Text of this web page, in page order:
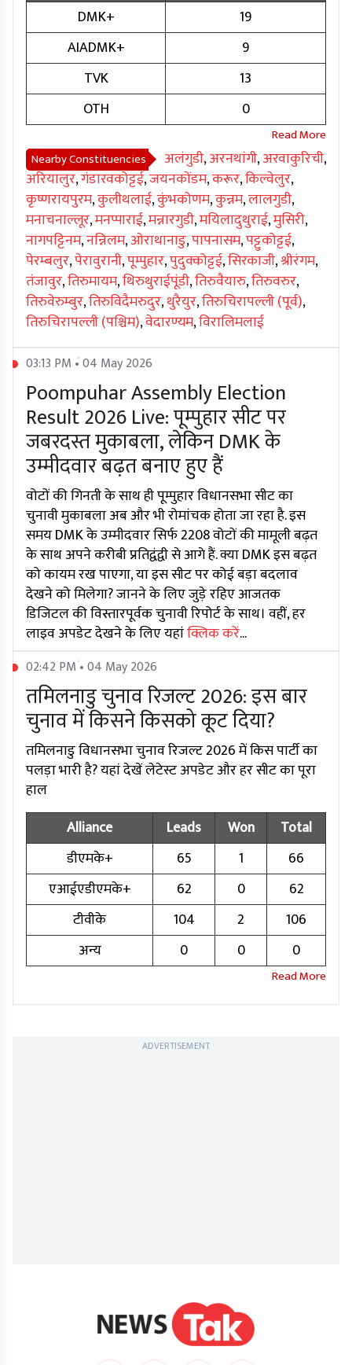
DMK+
19
AIADMK+
9
TVK
13
OTH
0
Nearby Constituencies अलंगुडी,अरनथांगी,अरवाकुरिची,
अरियालुर,गंडारवकोट्टई,जयनकोंडम,करूर,किल्वेलुर,
कृष्णरायपुरम,कुलीथलाई,कुंभकोणम,कुन्नम,लालगुडी,
मनाचनाल्लूर,मनप्पाराई,मन्नारगुडी,मयिलादुथुराई,मुसिरी,
नागपट्टिनम,नन्निलम,ओराथानाडु,पापनासम,पट्टुकोट्टई,
पेरम्बलुर,पेरावुरानी,पूम्पुहार,पुदुक्कोट्टई,सिरकाजी,श्रीरंगम,
तंजावुर,तिरुमायम,थिरुथुराईपूंडी,तिरुवैयारु,तिरुवरुर,
तिरुवेरुम्बुर,तिरुविदैमरुदुर,थुरैयुर,तिरुचिरापल्ली (पूर्व),
तिरुचिरापल्ली (पश्चिम),वेदारण्यम,विरालिमलाई
03:13 PM • 04 May 2026
Poompuhar Assembly Election
Result 2026 Live: पूम्पुहार सीट पर
जबरदस्त मुकाबला, लेकिन DMK के
उम्मीदवार बढ़त बनाए हुए हैं
वोटों की गिनती के साथ ही पूम्पुहार विधानसभा सीट का
चुनावी मुकाबला अब और भी रोमांचक होता जा रहा है. इस
समय DMK के उम्मीदवार सिर्फ 2208 वोटों की मामूली बढ़त
के साथ अपने करीबी प्रतिद्वंद्वी से आगे हैं. क्या DMK इस बढ़त
को कायम रख पाएगा, या इस सीट पर कोई बड़ा बदलाव
देखने को मिलेगा? जानने के लिए जुड़े रहिए आजतक
डिजिटल की विस्तारपूर्वक चुनावी रिपोर्ट के साथ। वहीं, हर
लाइव अपडेट देखने के लिए यहांक्लिक करें...
02:42 PM • 04 May 2026
तमिलनाडु चुनाव रिजल्ट 2026: इस बार
चुनाव में किसने किसको कूट दिया?
तमिलनाडु विधानसभा चुनाव रिजल्ट 2026 में किस पार्टी का
पलड़ा भारी है? यहां देखें लेटेस्ट अपडेट और हर सीट का पूरा
हाल
Alliance
Leads Won
Total
डीएमके+
65 1
66
एआईएडीएमके+
62 0
62
टीवीके
104 2
106
अन्य
0 0 0
ADVERTISEMENT